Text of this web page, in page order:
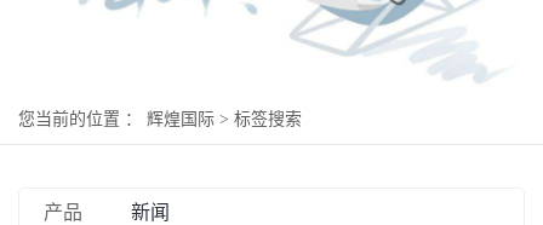
您当前的位置 ： 辉煌国际 > 标签搜索
产品 新闻